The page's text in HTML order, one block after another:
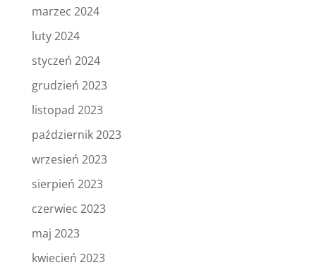
marzec 2024
luty 2024
styczeń 2024
grudzień 2023
listopad 2023
październik 2023
wrzesień 2023
sierpień 2023
czerwiec 2023
maj 2023
kwiecień 2023